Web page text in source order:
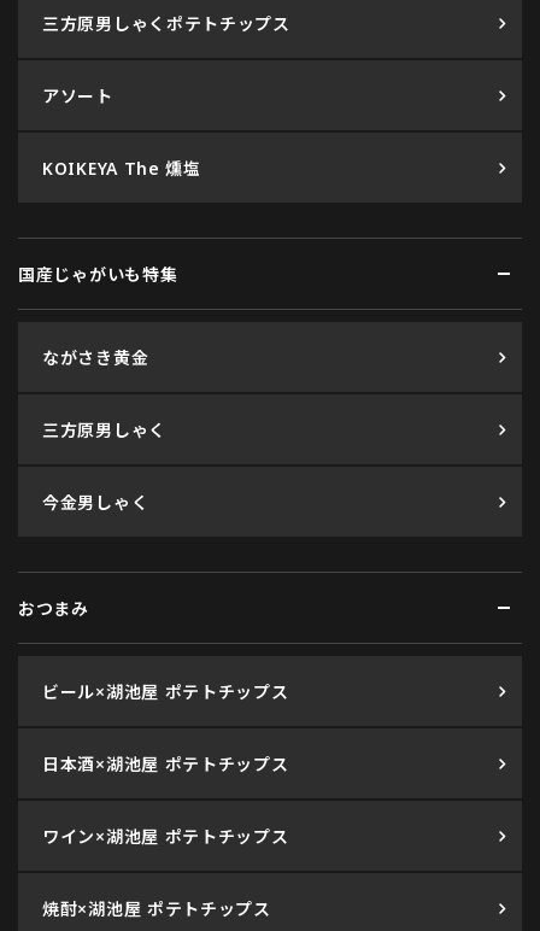
三方原男しゃくポテトチップス
アソート
KOIKEYA The 燻塩
国産じゃがいも特集
ながさき黄金
三方原男しゃく
今金男しゃく
おつまみ
ビール×湖池屋 ポテトチップス
日本酒×湖池屋 ポテトチップス
ワイン×湖池屋 ポテトチップス
焼酎×湖池屋 ポテトチップス